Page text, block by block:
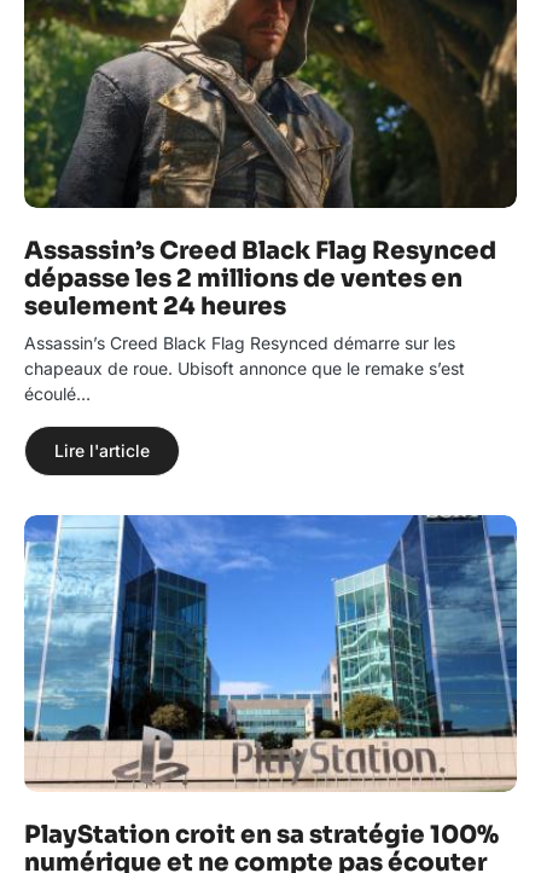
Assassin’s Creed Black Flag Resynced
dépasse les 2 millions de ventes en
seulement 24 heures
Assassin’s Creed Black Flag Resynced démarre sur les
chapeaux de roue. Ubisoft annonce que le remake s’est
écoulé…
Lire l'article
PlayStation croit en sa stratégie 100%
numérique et ne compte pas écouter